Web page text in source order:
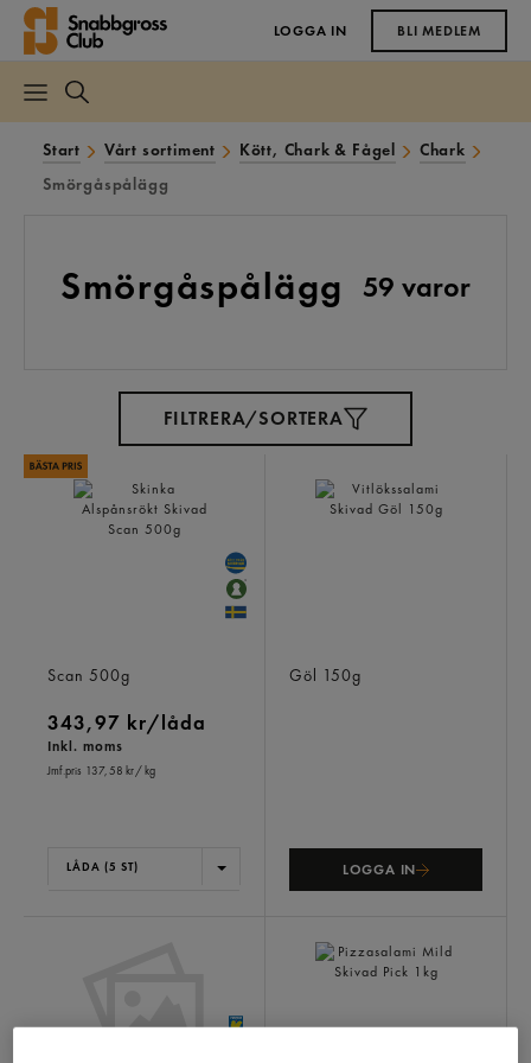
LOGGA IN BLI MEDLEM
Start Vårt sortiment Kött, Chark & Fågel
Chark
Smörgåspålägg
Smörgåspålägg 59 varor
FILTRERA/SORTERA
Scan 500g
343,97 kr/låda
Inkl. moms
Jmf.pris 137,58 kr/ kg
LÅDA (5 ST)
Göl 150g
LOGGA IN